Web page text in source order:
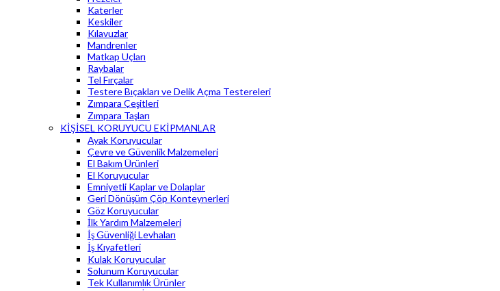
Katerler
Keskiler
Kılavuzlar
Mandrenler
Matkap Uçları
Raybalar
Tel Fırçalar
Testere Bıçakları ve Delik Açma Testereleri
Zımpara Çeşitleri
Zımpara Taşları
KİŞİSEL KORUYUCU EKİPMANLAR
Ayak Koruyucular
Çevre ve Güvenlik Malzemeleri
El Bakım Ürünleri
El Koruyucular
Emniyetli Kaplar ve Dolaplar
Geri Dönüşüm Çöp Konteynerleri
Göz Koruyucular
İlk Yardım Malzemeleri
İş Güvenliği Levhaları
İş Kıyafetleri
Kulak Koruyucular
Solunum Koruyucular
Tek Kullanımlık Ürünler